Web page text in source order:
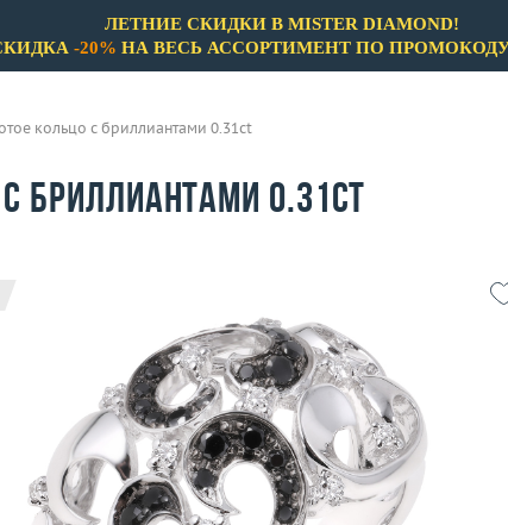
ЛЕТНИЕ СКИДКИ В MISTER DIAMOND!
-20% НА ВЕСЬ АССОРТИМЕНТ ПО
кольцо с бриллиантами 0.31ct
бриллиантами 0.31ct